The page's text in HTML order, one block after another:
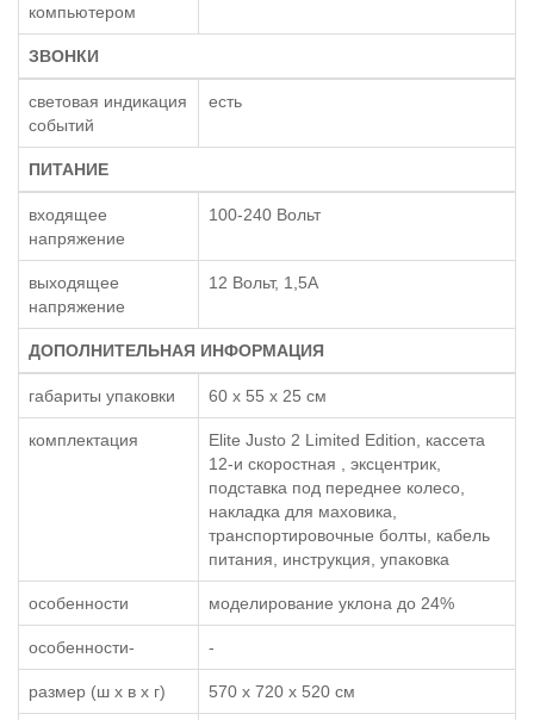
компьютером
ЗВОНКИ
световая индикация
событий
есть
ПИТАНИЕ
входящее
напряжение
100-240 Вольт
выходящее
напряжение
12 Вольт, 1,5А
ДОПОЛНИТЕЛЬНАЯ ИНФОРМАЦИЯ
габариты упаковки 60 x 55 x 25 см
комплектация
Elite Justo 2 Limited Edition, кассета
12-и скоростная , эксцентрик,
подставка под переднее колесо,
накладка для маховика,
транспортировочные болты, кабель
питания, инструкция, упаковка
особенности моделирование уклона до 24%
особенности- -
размер (ш x в x г) 570 x 720 x 520 см